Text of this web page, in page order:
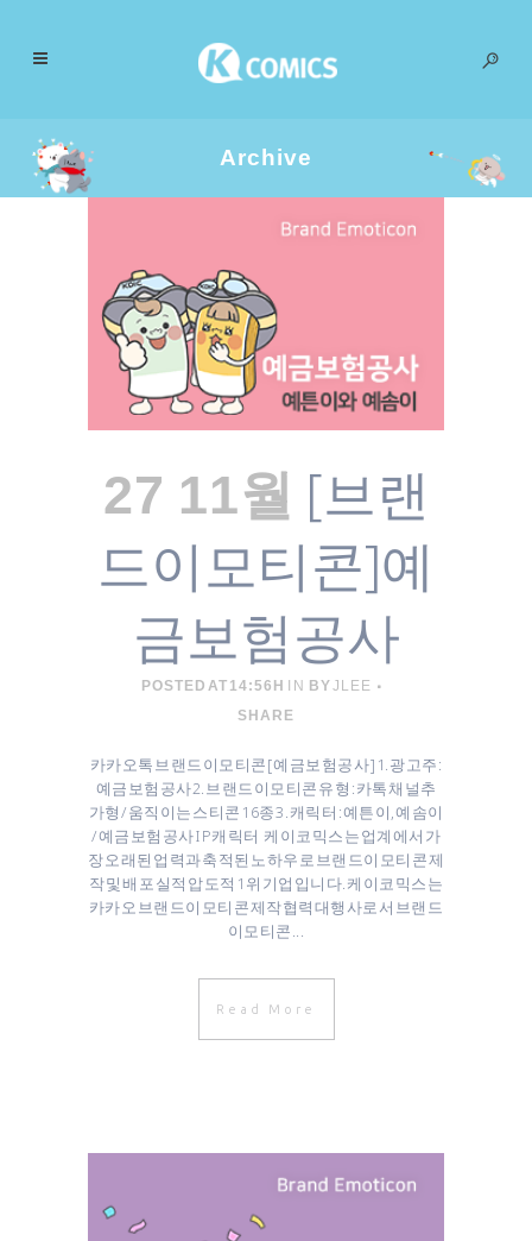
Archive
27 11월 [브랜
드이모티콘]예
금보험공사
POSTED AT 14:56H IN BYJLEE
SHARE
카카오톡 브랜드이모티콘 [ 예금보험공사 ] 1. 광고주 :
예금보험공사 ​2. 브랜드이모티콘 유형 : 카톡 채널추
가형/ 움직이는 스티콘 16종 3. 캐릭터 : 예튼이, 예솜이
/ 예금보험공사 IP캐릭터 케이코믹스는 업계에서 가
장 오래된 업력과 축적된 노하우로 브랜드이모티콘 제
작 및 배포 실적 압도적 1위 기업입니다. 케이코믹스는
카카오 브랜드이모티콘 제작협력대행사로서 브랜드
이모티콘...
Read More